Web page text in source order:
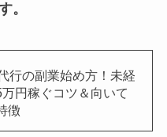
。
行の副業始め方！未経
円稼ぐコツ＆向いて
徴